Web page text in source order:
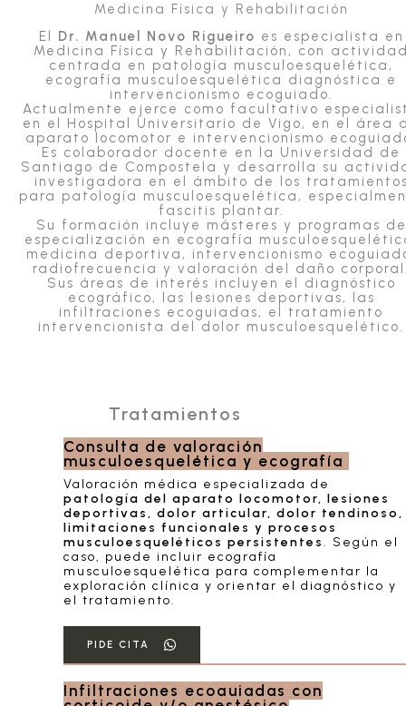
Medicina Física y Rehabilitación
El Dr. Manuel Novo Rigueiro es especialista en
Medicina Física y Rehabilitación, con
centrada en patología musculoesquelética,
ecografía musculoesquelética diagnóstica e
intervencionismo ecoguiado.
Actualmente ejerce como facultativo
en el Hospital Universitario de Vigo, en el área
aparato locomotor e intervencionismo
Es colaborador docente en la Universidad de
Santiago de Compostela y desarrolla su
investigadora en el ámbito de los
para patología musculoesquelética,
fascitis plantar.
Su formación incluye másteres y programas de
especialización en ecografía
medicina deportiva, intervencionismo
radiofrecuencia y valoración del daño
Sus áreas de interés incluyen el diagnóstico
ecográfico, las lesiones deportivas, las
infiltraciones ecoguiadas, el tratamiento
intervencionista del dolor musculoesquelético.
Tratamientos
Consulta de valoración
musculoesquelética y ecografía
Valoración médica especializada de
patología del aparato locomotor, lesiones
deportivas, dolor articular, dolor tendinoso,
limitaciones funcionales y procesos
musculoesqueléticos persistentes. Según el
caso, puede incluir ecografía
musculoesquelética para complementar la
exploración clínica y orientar el diagnóstico y
el tratamiento.
PIDE CITA
Infiltraciones ecoguiadas con